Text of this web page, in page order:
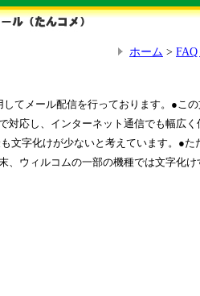
ホーム > FAQ
てメール配信を行っております。●この
対応し、インターネット通信でも幅広く
文字化けが少ないと考えています。●た
、ウィルコムの一部の機種では文字化け